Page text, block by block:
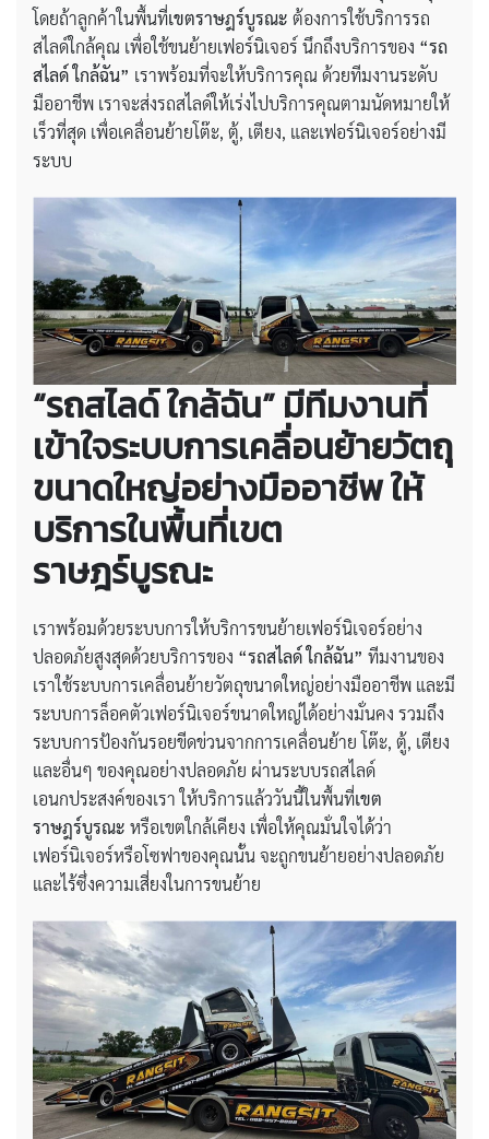
โดยถ้าลูกค้าในพื้นที่เขตราษฎร์บูรณะ ต้องการใช้บริการรถ
สไลด์ใกล้คุณ เพื่อใช้ขนย้ายเฟอร์นิเจอร์ นึกถึงบริการของ “รถ
สไลด์ ใกล้ฉัน” เราพร้อมที่จะให้บริการคุณ ด้วยทีมงานระดับ
มืออาชีพ เราจะส่งรถสไลด์ให้เร่งไปบริการคุณตามนัดหมายให้
เร็วที่สุด เพื่อเคลื่อนย้ายโต๊ะ, ตู้, เตียง, และเฟอร์นิเจอร์อย่างมี
ระบบ
“รถสไลด์ ใกล้ฉัน” มีทีมงานที่
เข้าใจระบบการเคลื่อนย้ายวัตถุ
ขนาดใหญ่อย่างมืออาชีพ ให้
บริการในพื้นที่เขต
ราษฎร์บูรณะ
เราพร้อมด้วยระบบการให้บริการขนย้ายเฟอร์นิเจอร์อย่าง
ปลอดภัยสูงสุดด้วยบริการของ “รถสไลด์ ใกล้ฉัน” ทีมงานของ
เราใช้ระบบการเคลื่อนย้ายวัตถุขนาดใหญ่อย่างมืออาชีพ และมี
ระบบการล็อคตัวเฟอร์นิเจอร์ขนาดใหญ่ได้อย่างมั่นคง รวมถึง
ระบบการป้องกันรอยขีดข่วนจากการเคลื่อนย้าย โต๊ะ, ตู้, เตียง
และอื่นๆ ของคุณอย่างปลอดภัย ผ่านระบบรถสไลด์
เอนกประสงค์ของเรา ให้บริการแล้ววันนี้ในพื้นที่เขต
ราษฎร์บูรณะ หรือเขตใกล้เคียง เพื่อให้คุณมั่นใจได้ว่า
เฟอร์นิเจอร์หรือโซฟาของคุณนั้น จะถูกขนย้ายอย่างปลอดภัย
และไร้ซึ่งความเสี่ยงในการขนย้าย